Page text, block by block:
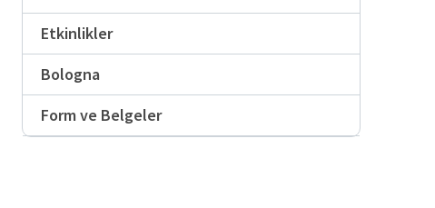
Etkinlikler
Bologna
Form ve Belgeler